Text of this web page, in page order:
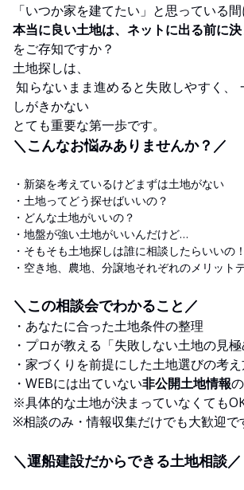
「いつか家を建てたい」と思っている間
本当に良い土地は、ネットに出る前に
をご存知ですか？
土地探しは、
知らないまま進めると失敗しやすく、
しがきかない
とても重要な第一歩です。
＼こんなお悩みありませんか？／
・新築を考えているけどまずは土地がない
・土地ってどう探せばいいの？
・どんな土地がいいの？
・地盤が強い土地がいいんだけど…
・そもそも土地探しは誰に相談したらいいの
・空き地、農地、分譲地それぞれのメリット
＼この相談会でわかること／
・あなたに合った土地条件の整理
・プロが教える「失敗しない土地の見極
・家づくりを前提にした土地選びの考
・WEBには出ていない非公開土地情報
※具体的な土地が決まっていなくても
※相談のみ・情報収集だけでも大歓迎で
＼運船建設だからできる土地相談／